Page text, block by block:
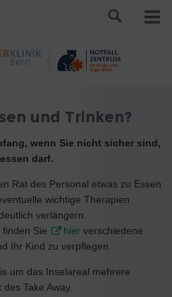
und Trinken?
wenn Sie nicht sicher sind,
darf.
Rat des Personal etwas zu Essen
wichtige Therapien
verlängern.
Sie
hier verschiedene
Ihr Kind zu verpflegen.
um das Inselareal mehrere
Take Away.